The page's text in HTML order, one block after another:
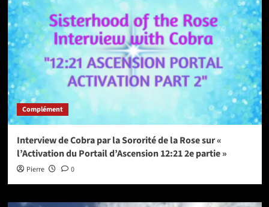
Complément
Interview de Cobra par la Sororité de la Rose sur «
l’Activation du Portail d’Ascension 12:21 2e partie »
Pierre 0